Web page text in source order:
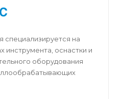
специализируется на
инструмента, оснастки и
оборудования